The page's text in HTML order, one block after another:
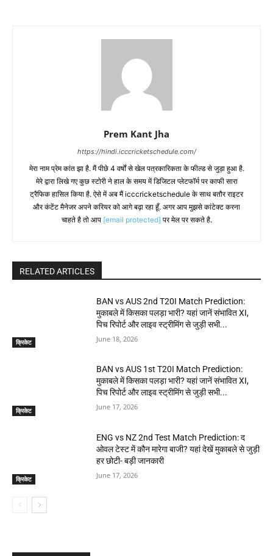
Prem Kant Jha
https://hindi.icccricketschedule.com/
मेरा नाम प्रेम कांत झा है. मैं पीछे 4 वर्षों से खेल पत्रकारिकता के फील्ड से जुड़ा हुआ है.
मेरे द्वारा लिखे गए कुछ स्टोरी ने हाल के समय में डिजिटल प्लेटफॉर्म पर काफी सारा
ट्रैफिक हासिल किया है. ऐसे में अब मैं icccricketschedule के साथ बतौर राइटर
और कंटेंट मैनेजर अपने करियर को आगे बढ़ा रहा हूँ. अगर आप मुझसे कांटेक्ट करना
चाहते है तो आप [email protected] पर मेल पर सकते है.
RELATED ARTICLES
क्रिकेट
BAN vs AUS 2nd T20I Match Prediction:
मुकाबले में किसका पलड़ा भारी? यहां जानें संभावित XI,
पिच रिपोर्ट और लाइव स्ट्रीमिंग से जुड़ी सभी...
June 18, 2026
क्रिकेट
BAN vs AUS 1st T20I Match Prediction:
मुकाबले में किसका पलड़ा भारी? यहां जानें संभावित XI,
पिच रिपोर्ट और लाइव स्ट्रीमिंग से जुड़ी सभी...
June 17, 2026
क्रिकेट
ENG vs NZ 2nd Test Match Prediction: द
ओवल टेस्ट में कौन मारेगा बाजी? यहां देखें मुकाबले से जुड़ी
हर छोटी- बड़ी जानकारी
June 17, 2026